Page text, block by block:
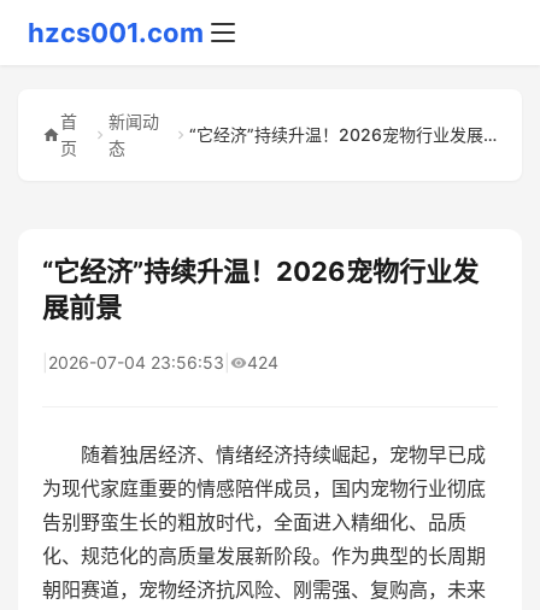
hzcs001.com
首
页
新闻动
态
“它经济”持续升温！2026宠物行业发展前景
“它经济”持续升温！2026宠物行业发
展前景
2026-07-04 23:56:53 424
随着独居经济、情绪经济持续崛起，宠物早已成
为现代家庭重要的情感陪伴成员，国内宠物行业彻底
告别野蛮生长的粗放时代，全面进入精细化、品质
化、规范化的高质量发展新阶段。作为典型的长周期
朝阳赛道，宠物经济抗风险、刚需强、复购高，未来